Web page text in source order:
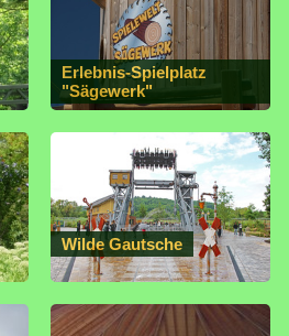
Erlebnis-Spielplatz
"Sägewerk"
Wilde Gautsche